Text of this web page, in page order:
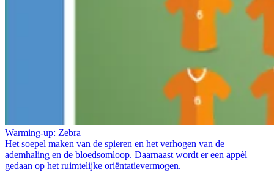
Warming-up: Zebra
Het soepel maken van de spieren en het verhogen van de
ademhaling en de bloedsomloop. Daarnaast wordt er een appèl
gedaan op het ruimtelijke oriëntatievermogen.